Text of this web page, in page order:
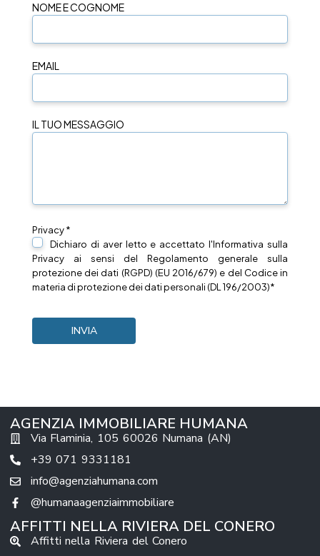
NOME E COGNOME
EMAIL
IL TUO MESSAGGIO
Privacy *
Dichiaro di aver letto e accettato l'Informativa sulla
Privacy ai sensi del Regolamento generale sulla
protezione dei dati (RGPD) (EU 2016/679) e del Codice in
materia di protezione dei dati personali (DL 196/2003)*
AGENZIA IMMOBILIARE HUMANA
Via Flaminia, 105 60026 Numana (AN)
+39 071 9331181
info@agenziahumana.com
@humanaagenziaimmobiliare
AFFITTI NELLA RIVIERA DEL CONERO
Affitti nella Riviera del Conero